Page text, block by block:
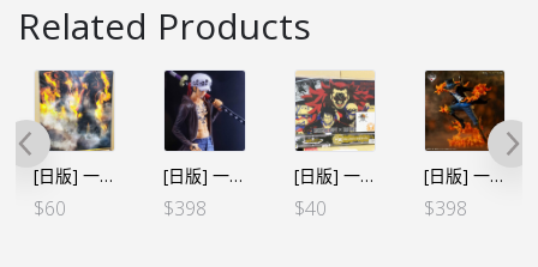
Related Products
[日版] 一番賞 A3膠海報 – 火之繼承 路飛+艾斯
$60
[日版] 一番賞 THE BEST EDITION D賞 羅
$398
[日版] 一番賞 A3膠枱墊 – 路飛+羅+明哥
$40
[日版] 一番くじ 悪魔を宿す者達VOL.2-Ａ賞 薩波
$398